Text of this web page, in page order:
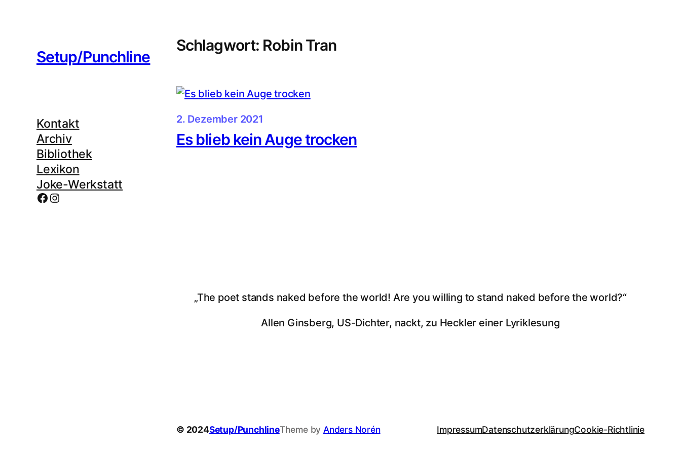
Setup/Punchline
Kontakt
Archiv
Bibliothek
Lexikon
Joke-Werkstatt
Facebook Instagram
Schlagwort: Robin Tran
2. Dezember 2021
Es blieb kein Auge trocken
„The poet stands naked before the world! Are you willing to stand naked before the world?“
Allen Ginsberg, US-Dichter, nackt, zu Heckler einer Lyriklesung
© 2024Setup/PunchlineTheme by Anders Norén ImpressumDatenschutzerklärungCookie-Richtlinie